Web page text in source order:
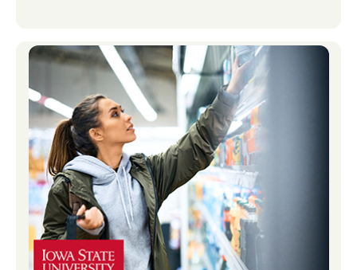
meinen Ernährungsplan nach Bedarf
anzupassen, ohne mir Sorgen um
Lebensmittelverschwendung machen
zu müssen.